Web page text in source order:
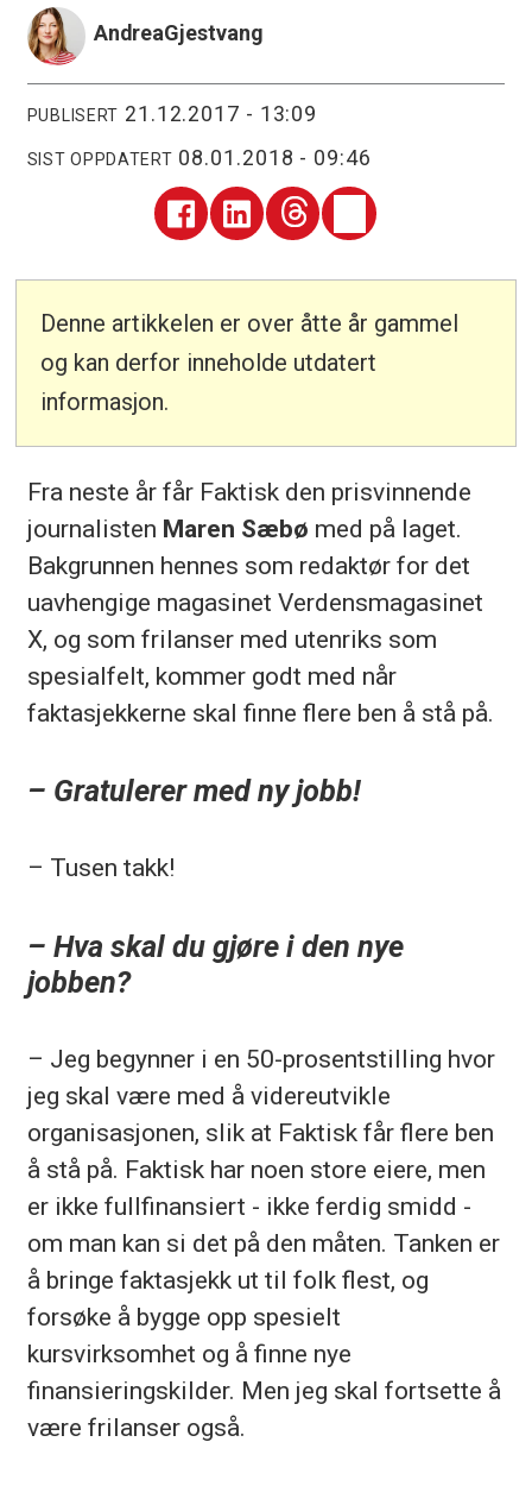
AndreaGjestvang
PUBLISERT 21.12.2017 - 13:09
SIST OPPDATERT 08.01.2018 - 09:46
Denne artikkelen er over åtte år gammel
og kan derfor inneholde utdatert
informasjon.
Fra neste år får Faktisk den prisvinnende
journalisten Maren Sæbø med på laget.
Bakgrunnen hennes som redaktør for det
uavhengige magasinet Verdensmagasinet
X, og som frilanser med utenriks som
spesialfelt, kommer godt med når
faktasjekkerne skal finne flere ben å stå på.
– Gratulerer med ny jobb!
– Tusen takk!
– Hva skal du gjøre i den nye
jobben?
– Jeg begynner i en 50-prosentstilling hvor
jeg skal være med å videreutvikle
organisasjonen, slik at Faktisk får flere ben
å stå på. Faktisk har noen store eiere, men
er ikke fullfinansiert - ikke ferdig smidd -
om man kan si det på den måten. Tanken er
å bringe faktasjekk ut til folk flest, og
forsøke å bygge opp spesielt
kursvirksomhet og å finne nye
finansieringskilder. Men jeg skal fortsette å
være frilanser også.